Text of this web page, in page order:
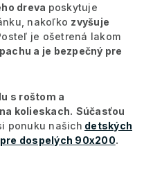
dreva poskytuje
nakoľko zvyšuje
je ošetrená lakom
a je bezpečný pre
s roštom a
kolieskach. Súčasťou
ponuku našich detských
dospelých 90x200.